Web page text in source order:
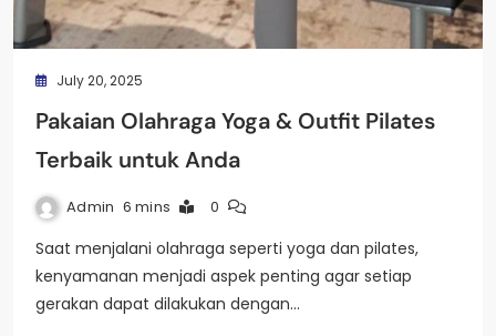
July 20, 2025
Pakaian Olahraga Yoga & Outfit Pilates
Terbaik untuk Anda
Admin 6 mins 0
Saat menjalani olahraga seperti yoga dan pilates,
kenyamanan menjadi aspek penting agar setiap
gerakan dapat dilakukan dengan…